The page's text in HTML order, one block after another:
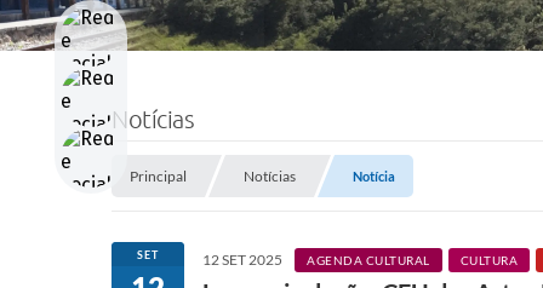
Notícias
Principal Notícias Notícia
SET 12 SET 2025 AGENDA CULTURAL CULTURA